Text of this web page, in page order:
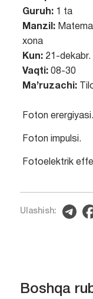
Guruh:1 ta
Manzil:
xona
Kun: 21-dekabr.
Vaqti:08-30
Ma’ruzachi:
Foton erergiyasi.
Foton impulsi.
Fotoelektrik
Ulashish:
Boshqa